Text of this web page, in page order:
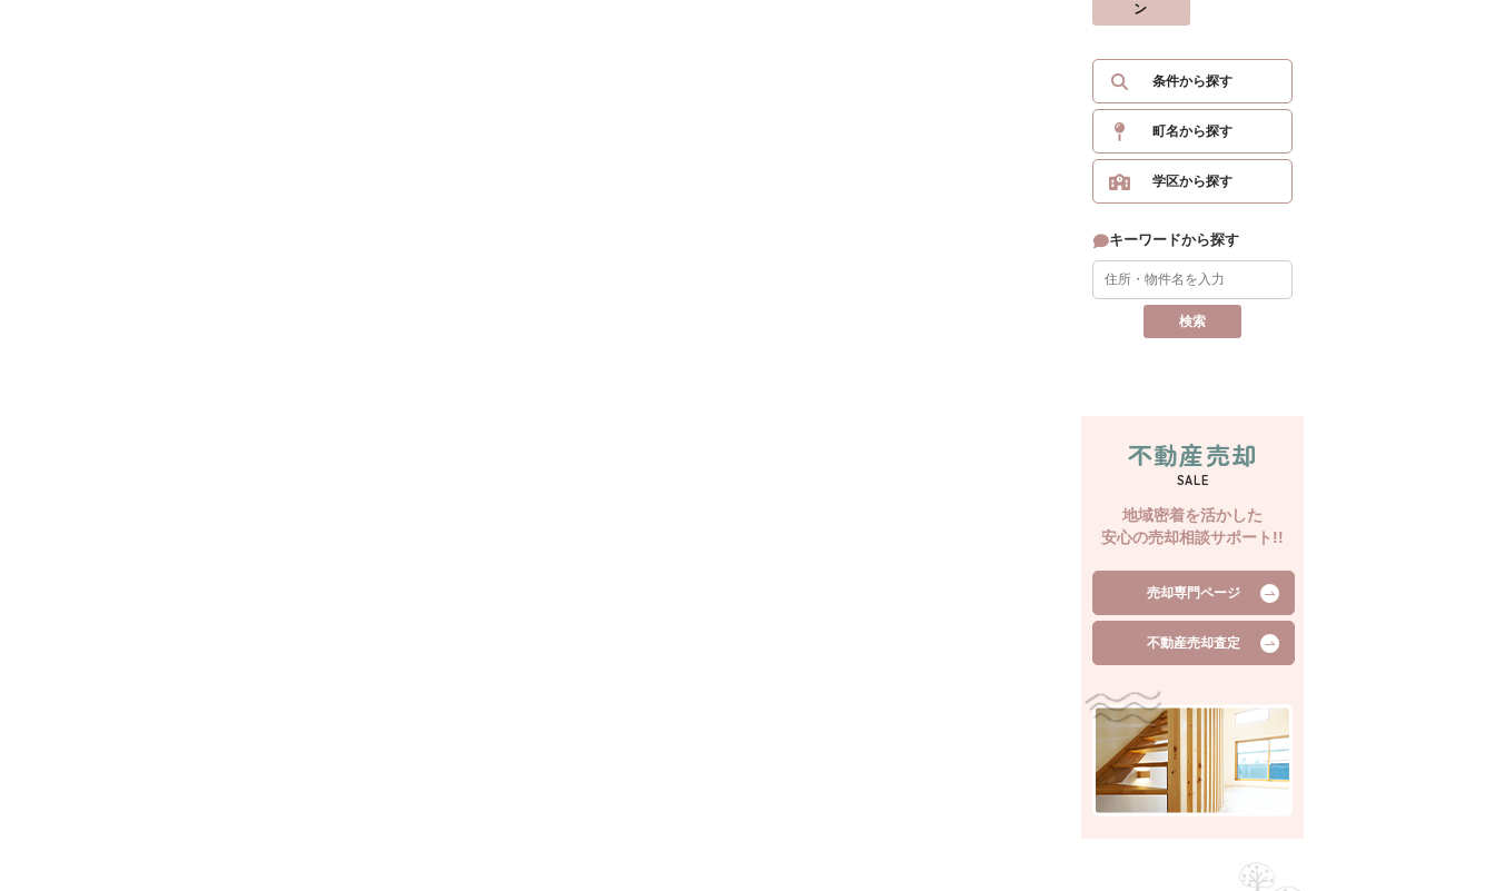
ン
条件から探す
町名から探す
学区から探す
キーワードから探す
不動産売却
SALE
地域密着を活かした
安心の売却相談サポート!!
売却専門ページ
不動産売却査定